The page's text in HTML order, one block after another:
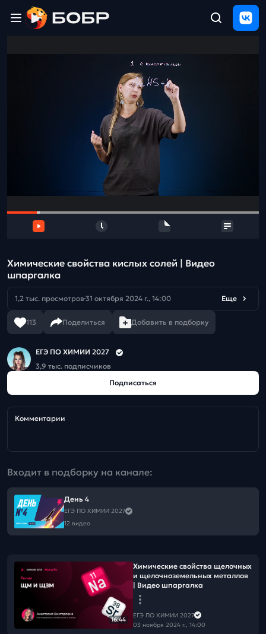
и
Химические свойства кислых солей | Видео
шпаргалка
1,2 тыс. просмотров 31 октября 2024 г., 14:00 Еще
113 Поделиться Добавить в подборку
ЕГЭ ПО ХИМИИ 2027
3,9 тыс. подписчиков
Подписаться
Комментарии
Входит в подборку на канале:
День 4
ЕГЭ ПО ХИМИИ 2027
12 видео
16:44
Химические свойства щелочных
и щелочноземельных металлов
| Видео шпаргалка
ЕГЭ ПО ХИМИИ 2027
03 ноября 2024 г., 14:00